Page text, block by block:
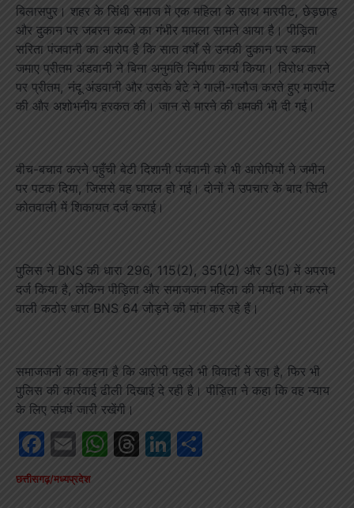
बिलासपुर। शहर के सिंधी समाज में एक महिला के साथ मारपीट, छेड़छाड़
और दुकान पर जबरन कब्जे का गंभीर मामला सामने आया है। पीड़िता
सरिता पंजवानी का आरोप है कि सात वर्षों से उनकी दुकान पर कब्जा
जमाए प्रीतम अंडवानी ने बिना अनुमति निर्माण कार्य किया। विरोध करने
पर प्रीतम, नंदू अंडवानी और उसके बेटे ने गाली-गलौज करते हुए मारपीट
की और अशोभनीय हरकत की। जान से मारने की धमकी भी दी गई।
बीच-बचाव करने पहुँची बेटी दिशानी पंजवानी को भी आरोपियों ने जमीन
पर पटक दिया, जिससे वह घायल हो गई। दोनों ने उपचार के बाद सिटी
कोतवाली में शिकायत दर्ज कराई।
पुलिस ने BNS की धारा 296, 115(2), 351(2) और 3(5) में अपराध
दर्ज किया है, लेकिन पीड़िता और समाजजन महिला की मर्यादा भंग करने
वाली कठोर धारा BNS 64 जोड़ने की मांग कर रहे हैं।
समाजजनों का कहना है कि आरोपी पहले भी विवादों में रहा है, फिर भी
पुलिस की कार्रवाई ढीली दिखाई दे रही है। पीड़िता ने कहा कि वह न्याय
के लिए संघर्ष जारी रखेंगी।
Facebook
EmailWhatsApp
Threads
LinkedIn
छत्तीसगढ़/मध्यप्रदेश